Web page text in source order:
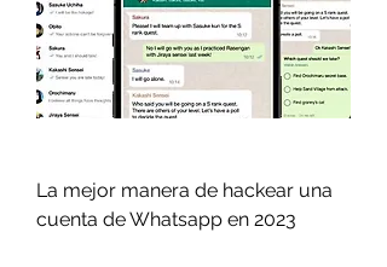
La mejor manera de hackear una
cuenta de Whatsapp en 2023